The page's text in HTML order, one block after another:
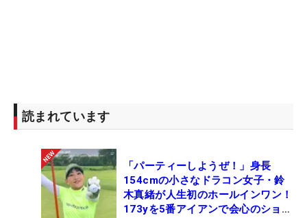
読まれています
「パーティーしようぜ！」身長
154cmの小さなドラコン女子・鈴
木真緒が人生初のホールインワン！
173yを5番アイアンで会心のショッ